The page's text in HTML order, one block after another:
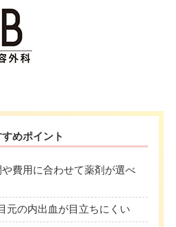
めポイント
費用に合わせて薬剤が選べ
元の内出血が目立ちにくい